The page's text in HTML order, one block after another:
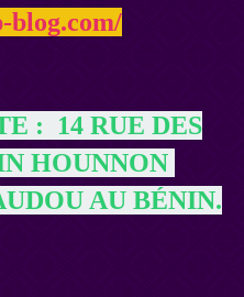
blog.com/
: 14 RUE DES
HOUNNON
AU BÉNIN.